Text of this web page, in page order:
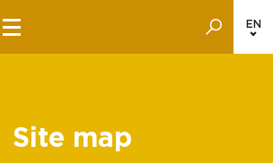
EN
Site map